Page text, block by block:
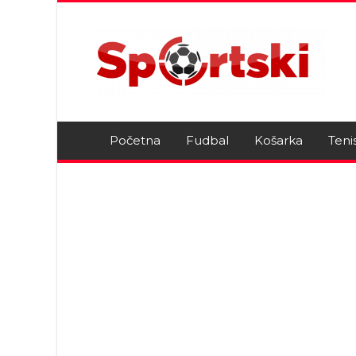
Početna Fudbal Košarka